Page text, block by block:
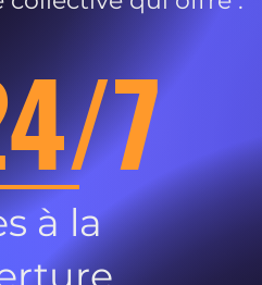
7
à la